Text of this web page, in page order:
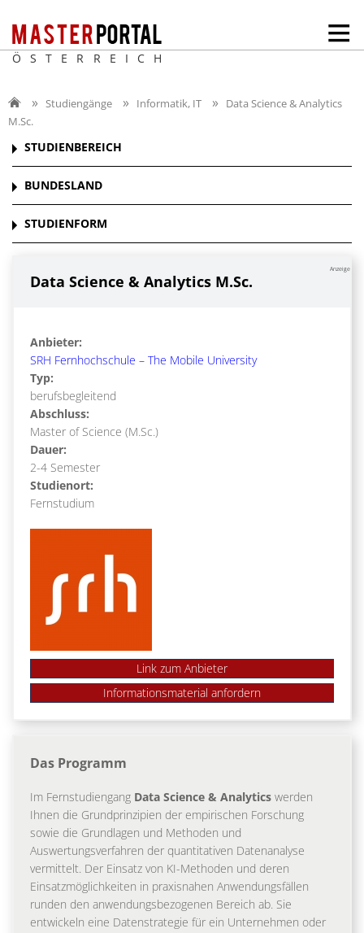
ÖSTERREICH
Studiengänge Informatik, IT
Data Science & Analytics
M.Sc.
STUDIENBEREICH
BUNDESLAND
STUDIENFORM
Anzeige
Data Science & Analytics M.Sc.
Anbieter:
SRH Fernhochschule – The Mobile University
Typ:
berufsbegleitend
Abschluss:
Master of Science (M.Sc.)
Dauer:
2-4 Semester
Studienort:
Fernstudium
Link zum Anbieter
Das Programm
Im Fernstudiengang Data Science & Analytics werden
Ihnen die Grundprinzipien der empirischen Forschung
sowie die Grundlagen und Methoden und
Auswertungsverfahren der quantitativen Datenanalyse
vermittelt. Der Einsatz von KI-Methoden und deren
Einsatzmöglichkeiten in praxisnahen Anwendungsfällen
runden den anwendungsbezogenen Bereich ab. Sie
entwickeln eine Datenstrategie für ein Unternehmen oder